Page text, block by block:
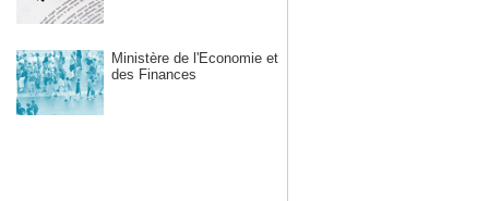
Ministère de l'Economie et
des Finances